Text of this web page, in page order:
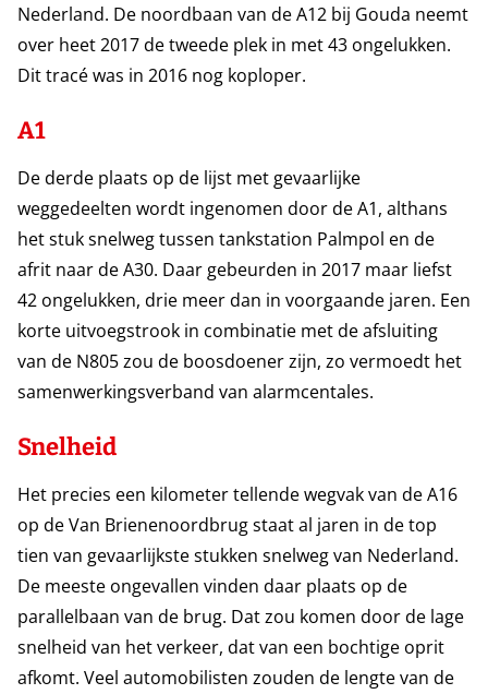
Nederland. De noordbaan van de A12 bij Gouda neemt
over heet 2017 de tweede plek in met 43 ongelukken.
Dit tracé was in 2016 nog koploper.
A1
De derde plaats op de lijst met gevaarlijke
weggedeelten wordt ingenomen door de A1, althans
het stuk snelweg tussen tankstation Palmpol en de
afrit naar de A30. Daar gebeurden in 2017 maar liefst
42 ongelukken, drie meer dan in voorgaande jaren. Een
korte uitvoegstrook in combinatie met de afsluiting
van de N805 zou de boosdoener zijn, zo vermoedt het
samenwerkingsverband van alarmcentales.
Snelheid
Het precies een kilometer tellende wegvak van de A16
op de Van Brienenoordbrug staat al jaren in de top
tien van gevaarlijkste stukken snelweg van Nederland.
De meeste ongevallen vinden daar plaats op de
parallelbaan van de brug. Dat zou komen door de lage
snelheid van het verkeer, dat van een bochtige oprit
afkomt. Veel automobilisten zouden de lengte van de